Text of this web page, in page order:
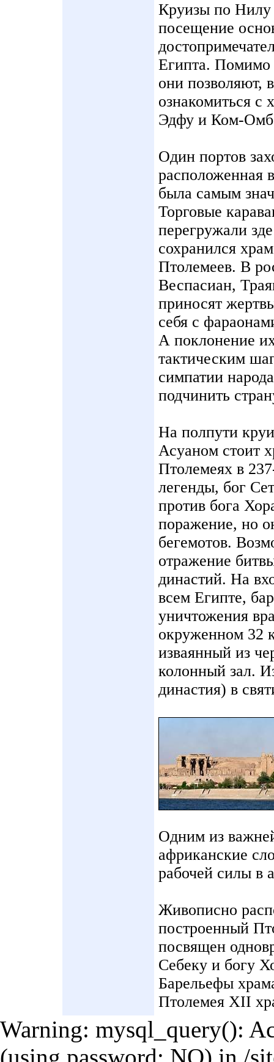
Круизы по
посещение
Египта. Помимо
они позволяют,
ознакомиться с
Эдфу и Ком-
Один портов
расположенная
была самым
Торговые
перегружали
сохранился
Птолемеев. В
Веспасиан,
приносят
себя с
А поклонение
тактическим
симпатии
подчинить
На полпути
Асуаном стоит
Птолемеях в
легенды, бог
против бога
поражение, но
бегемотов.
отражение
династий. На
всем Египте,
уничтожения
окруженном 32
изваянный из
колонный зал.
династия) в
Одним из
африканские
рабочей силы в
Живописно
построенный
посвящен
Себеку и богу
Барельефы
Птолемея XII
Warning: mysql_query():